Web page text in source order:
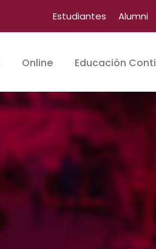
Estudiantes Alumni
Online Educación